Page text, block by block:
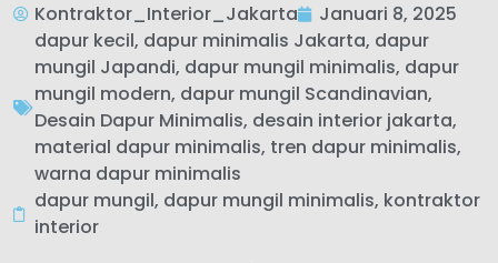
Kontraktor_Interior_Jakarta
Januari 8, 2025
dapur kecil, dapur minimalis Jakarta, dapur
mungil Japandi, dapur mungil minimalis, dapur
mungil modern, dapur mungil Scandinavian,
Desain Dapur Minimalis, desain interior jakarta,
material dapur minimalis, tren dapur minimalis,
warna dapur minimalis
dapur mungil, dapur mungil minimalis, kontraktor
interior